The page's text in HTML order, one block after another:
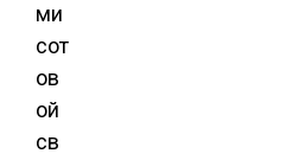
ми
сот
ов
ой
св